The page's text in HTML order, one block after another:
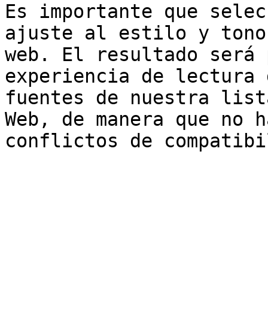
Es importante que
ajuste al estilo y tono
web. El resultado
experiencia de lectura
fuentes de nuestra
Web, de manera que no